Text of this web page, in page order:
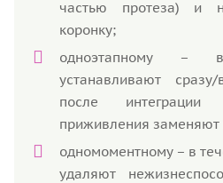
частью протеза) и
коронку;
одноэтапному –
устанавливают
после
приживления заменяют
одномоментному – в
удаляют